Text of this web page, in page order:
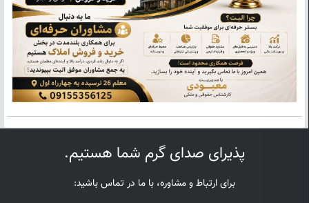
پذیرای صدای گرم شما هستیم.
برای ارتباط و مشاوره، با ما در تماس باشید: